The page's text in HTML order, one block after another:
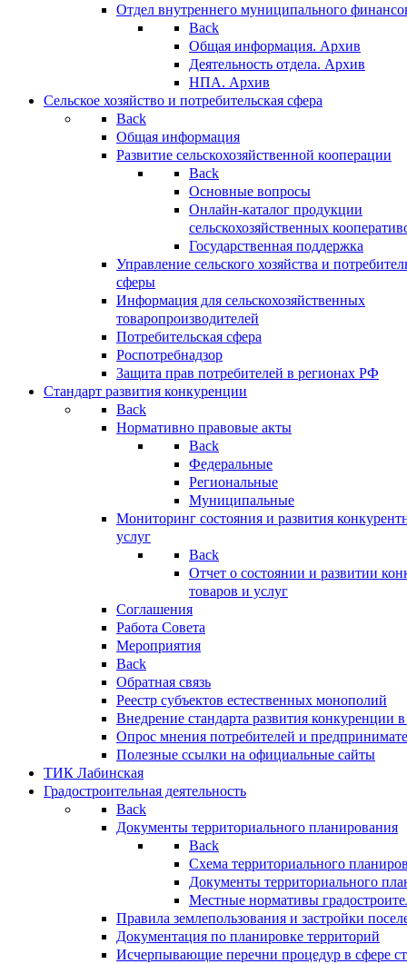
Отдел внутреннего муниципального
Back
Общая информация. Архив
Деятельность отдела. Архив
НПА. Архив
Сельское хозяйство и потребительская сфера
Back
Общая информация
Развитие сельскохозяйственной кооперации
Back
Основные вопросы
Онлайн-каталог продукции
сельскохозяйственных
Государственная поддержка
Управление сельского хозяйства и
сферы
Информация для сельскохозяйственных
товаропроизводителей
Потребительская сфера
Роспотребнадзор
Защита прав потребителей в регионах РФ
Стандарт развития конкуренции
Back
Нормативно правовые акты
Back
Федеральные
Региональные
Муниципальные
Мониторинг состояния и развития
услуг
Back
Отчет о состоянии и развитии
товаров и услуг
Соглашения
Работа Совета
Мероприятия
Back
Обратная связь
Реестр субъектов естественных монополий
Внедрение стандарта развития конкуренции
Опрос мнения потребителей и
Полезные ссылки на официальные сайты
ТИК Лабинская
Градостроительная деятельность
Back
Документы территориального планирования
Back
Схема территориального
Документы территориального
Местные нормативы
Правила землепользования и застройки
Документация по планировке территорий
Исчерпывающие перечни процедур в сфере